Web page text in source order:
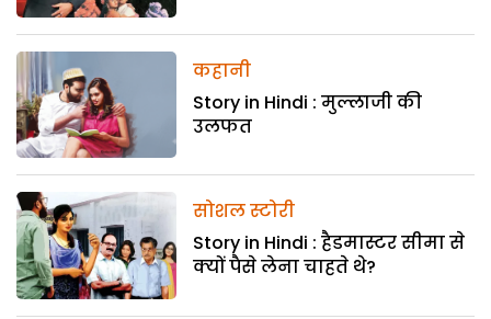
कहानी
Story in Hindi : मुल्लाजी की
उलफत
सोशल स्टोरी
Story in Hindi : हैडमास्टर सीमा से
क्यों पैसे लेना चाहते थे?